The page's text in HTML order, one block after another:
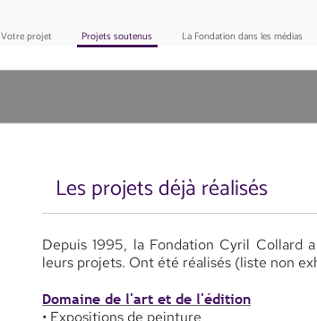
Votre projet Projets soutenus La Fondation dans les médias
Les projets déjà réalisés
Depuis 1995, la Fondation Cyril Collard
leurs projets. Ont été réalisés (liste non
Domaine de l'art et de l'édition
• Expositions de peinture